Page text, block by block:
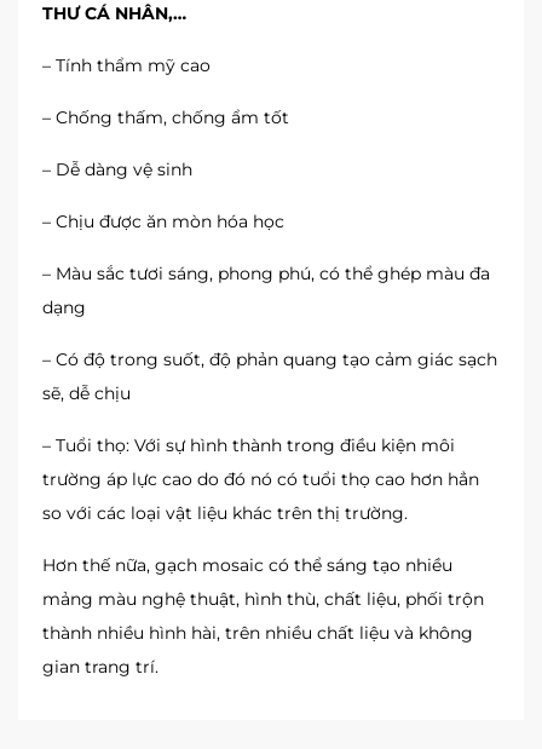
THƯ CÁ NHÂN,…
– Tính thẩm mỹ cao
– Chống thấm, chống ẩm tốt
– Dễ dàng vệ sinh
– Chịu được ăn mòn hóa học
– Màu sắc tươi sáng, phong phú, có thể ghép màu đa
dạng
– Có độ trong suốt, độ phản quang tạo cảm giác sạch
sẽ, dễ chịu
– Tuổi thọ: Với sự hình thành trong điều kiện môi
trường áp lực cao do đó nó có tuổi thọ cao hơn hẳn
so với các loại vật liệu khác trên thị trường.
Hơn thế nữa, gạch mosaic có thể sáng tạo nhiều
mảng màu nghệ thuật, hình thù, chất liệu, phối trộn
thành nhiều hình hài, trên nhiều chất liệu và không
gian trang trí.